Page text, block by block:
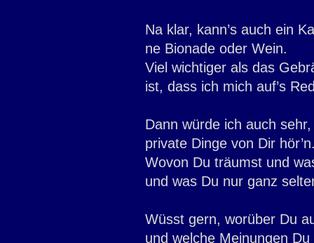
Na klar, kann’s auch ein
ne Bionade oder Wein.
Viel wichtiger als das
ist, dass ich mich auf’s
Dann würde ich auch
private Dinge von Dir
Wovon Du träumst und
und was Du nur ganz
Wüsst gern, worüber Du
und welche Meinungen